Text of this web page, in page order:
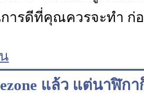
การดีที่คุณควรจะทำ
แล้ว แต่นาฬิกา